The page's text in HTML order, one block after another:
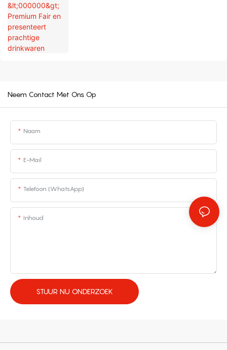
Neem Contact Met Ons Op
Naam
E-Mail
Telefoon (WhatsApp)
Inhoud
STUUR NU ONDERZOEK